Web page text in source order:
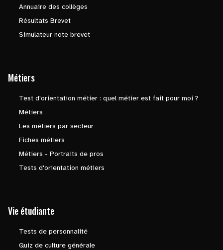
Annuaire des collèges
Résultats Brevet
Simulateur note brevet
Métiers
Test d'orientation métier : quel métier est fait pour moi ?
Métiers
Les métiers par secteur
Fiches métiers
Métiers - Portraits de pros
Tests d'orientation métiers
Vie étudiante
Tests de personnalité
Quiz de culture générale